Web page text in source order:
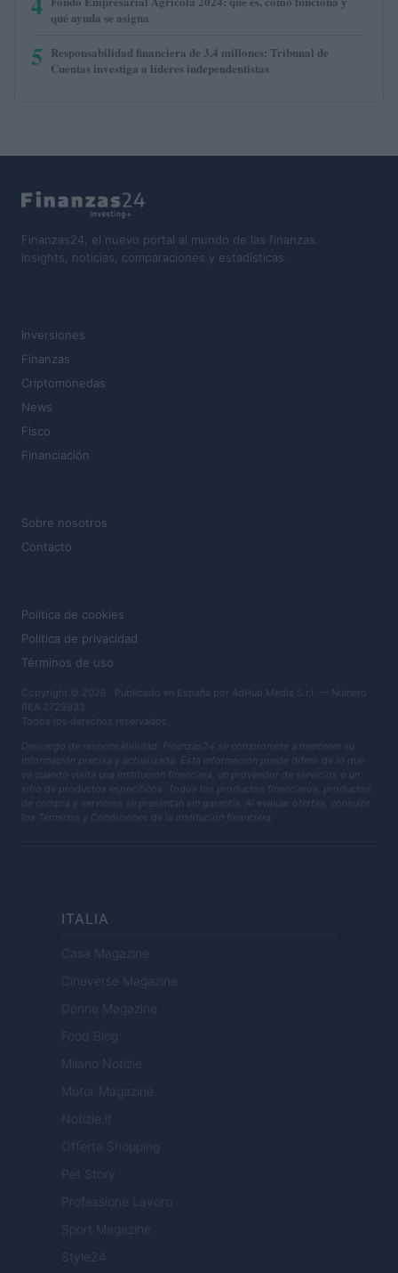
qué ayuda se asigna
5 Responsabilidad financiera de 3,4 millones: Tribunal de
Cuentas investiga a líderes independentistas
Finanzas24, el nuevo portal al mundo de las finanzas.
Insights, noticias, comparaciones y estadísticas.
Inversiones
Finanzas
Criptomonedas
News
Fisco
Financiación
Sobre nosotros
Contacto
Política de cookies
Política de privacidad
Términos de uso
Copyright © 2026 · Publicado en España por AdHub Media S.r.l. — Número
REA 2729933
Todos los derechos reservados
Descargo de responsabilidad: Finanzas24 se compromete a mantener su
información precisa y actualizada. Esta información puede diferir de lo que
ve cuando visita una institución financiera, un proveedor de servicios o un
sitio de productos específicos. Todos los productos financieros, productos
de compra y servicios se presentan sin garantía. Al evaluar ofertas, consulte
los Términos y Condiciones de la institución financiera.
ITALIA
Casa Magazine
Cineverse Magazine
Donne Magazine
Food Blog
Milano Notizie
Motor Magazine
Notizie.it
Offerte Shopping
Pet Story
Professione Lavoro
Sport Magazine
Style24